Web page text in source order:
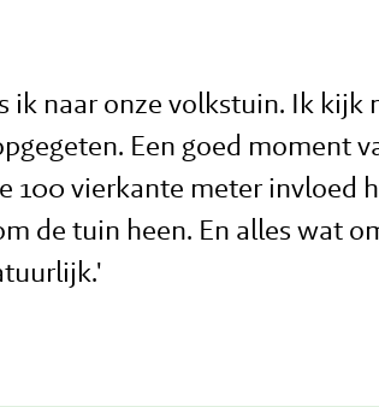
ik naar onze volkstuin. Ik
Een goed moment
100 vierkante meter invloed
de tuin heen. En alles wat